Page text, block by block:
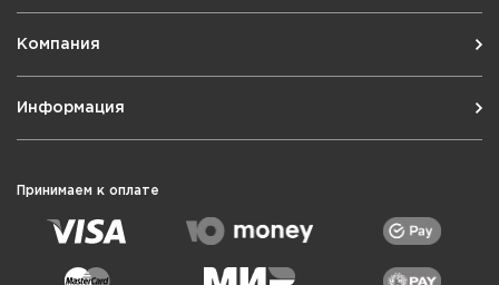
Компания
Информация
Принимаем к оплате